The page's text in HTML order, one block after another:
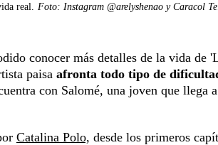
real. Foto: Instagram @arelyshenao y Caracol
conocer más detalles de la vida de
paisa afronta todo tipo de
con Salomé, una joven que llega a
Catalina Polo, desde los primeros